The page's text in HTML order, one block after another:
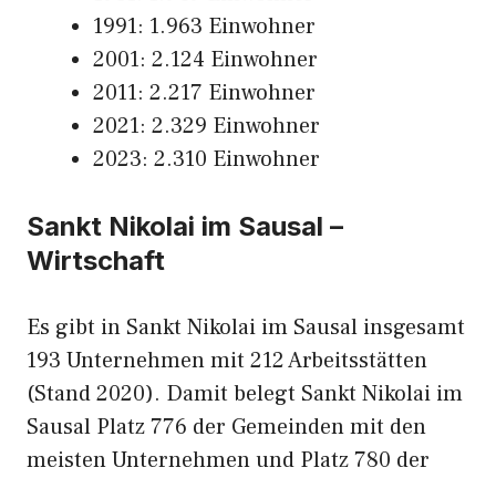
1991: 1.963 Einwohner
2001: 2.124 Einwohner
2011: 2.217 Einwohner
2021: 2.329 Einwohner
2023: 2.310 Einwohner
Sankt Nikolai im Sausal –
Wirtschaft
Es gibt in Sankt Nikolai im Sausal insgesamt
193 Unternehmen mit 212 Arbeitsstätten
(Stand 2020). Damit belegt Sankt Nikolai im
Sausal Platz 776 der Gemeinden mit den
meisten Unternehmen und Platz 780 der